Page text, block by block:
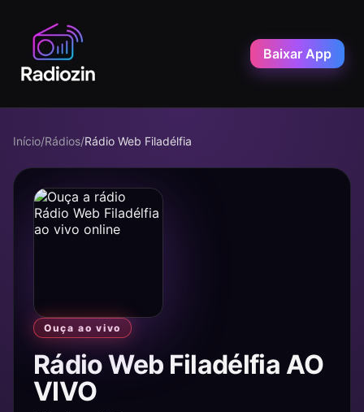
Baixar App
Início/Rádios/Rádio Web Filadélfia
Ouça ao vivo
Rádio Web Filadélfia AO
VIVO